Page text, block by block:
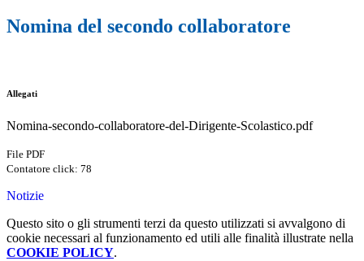
Nomina del secondo collaboratore
Allegati
Nomina-secondo-collaboratore-del-Dirigente-Scolastico.pdf
File PDF
Contatore click: 78
Notizie
Questo sito o gli strumenti terzi da questo utilizzati si avvalgono di
cookie necessari al funzionamento ed utili alle finalità illustrate nella
COOKIE POLICY.